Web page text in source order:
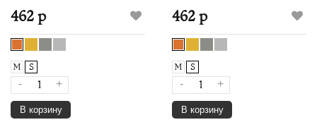
462 р
M S
- +
В корзину
462 р
M S
- +
В корзину